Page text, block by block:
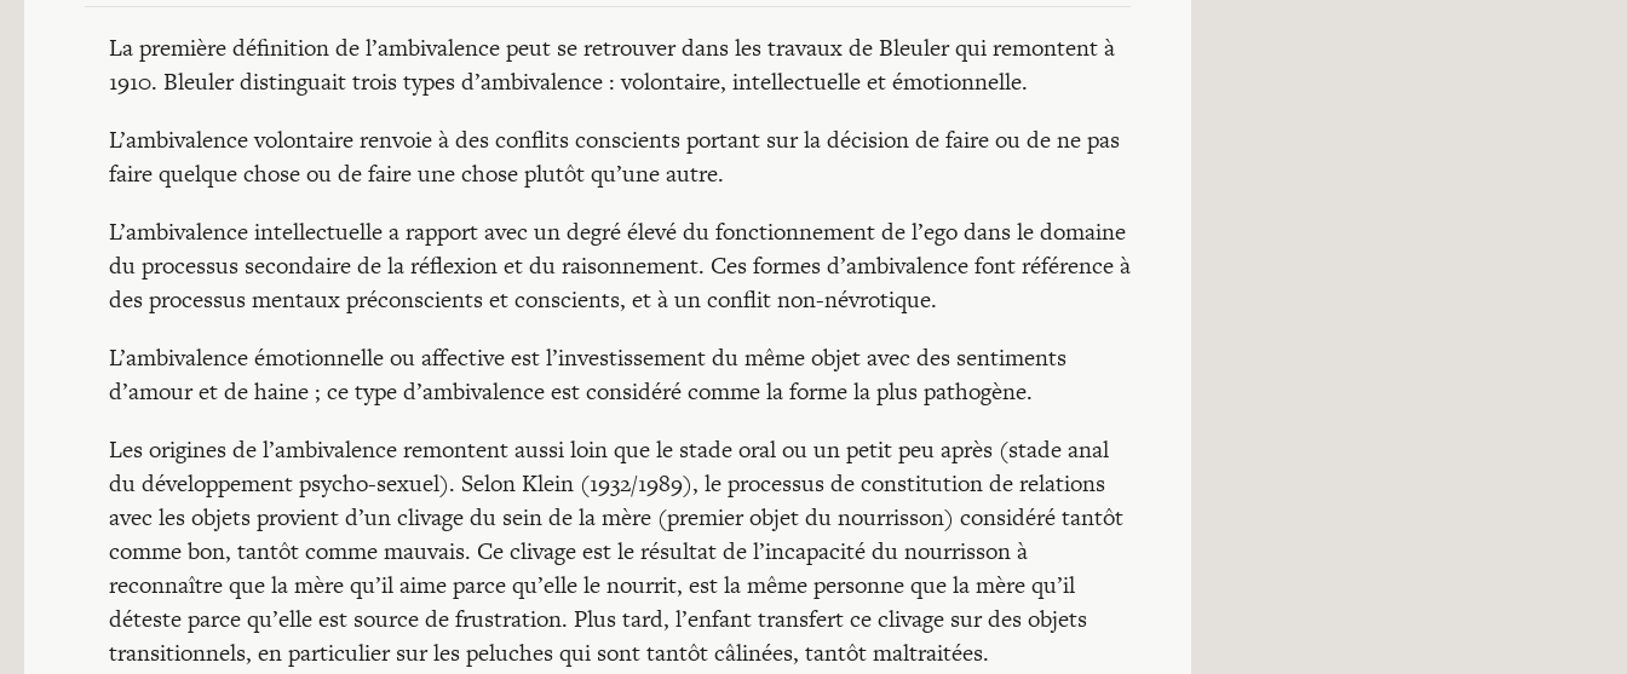
La première définition de l’ambivalence peut se retrouver dans les travaux de Bleuler qui remontent à
1910. Bleuler distinguait trois types d’ambivalence : volontaire, intellectuelle et émotionnelle.
L’ambivalence volontaire renvoie à des conflits conscients portant sur la décision de faire ou de ne pas
faire quelque chose ou de faire une chose plutôt qu’une autre.
L’ambivalence intellectuelle a rapport avec un degré élevé du fonctionnement de l’ego dans le domaine
du processus secondaire de la réflexion et du raisonnement. Ces formes d’ambivalence font référence à
des processus mentaux préconscients et conscients, et à un conflit non-névrotique.
L’ambivalence émotionnelle ou affective est l’investissement du même objet avec des sentiments
d’amour et de haine ; ce type d’ambivalence est considéré comme la forme la plus pathogène.
Les origines de l’ambivalence remontent aussi loin que le stade oral ou un petit peu après (stade anal
du développement psycho-sexuel). Selon Klein (1932/1989), le processus de constitution de relations
avec les objets provient d’un clivage du sein de la mère (premier objet du nourrisson) considéré tantôt
comme bon, tantôt comme mauvais. Ce clivage est le résultat de l’incapacité du nourrisson à
reconnaître que la mère qu’il aime parce qu’elle le nourrit, est la même personne que la mère qu’il
déteste parce qu’elle est source de frustration. Plus tard, l’enfant transfert ce clivage sur des objets
transitionnels, en particulier sur les peluches qui sont tantôt câlinées, tantôt maltraitées.